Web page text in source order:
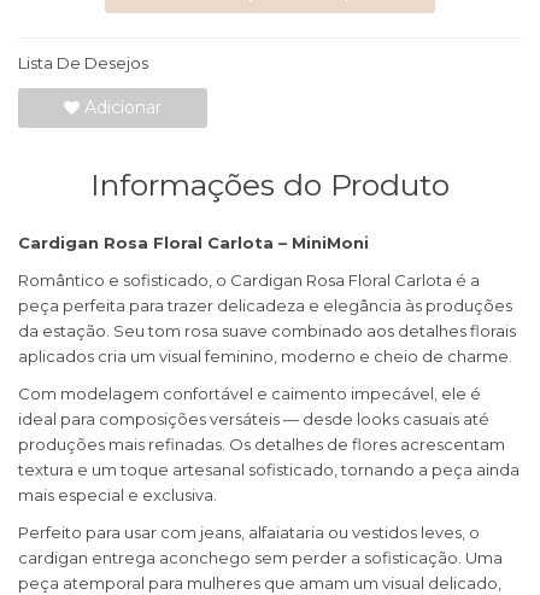
Lista De Desejos
Adicionar
Informações do Produto
Cardigan Rosa Floral Carlota – MiniMoni
Romântico e sofisticado, o Cardigan Rosa Floral Carlota é a
peça perfeita para trazer delicadeza e elegância às produções
da estação. Seu tom rosa suave combinado aos detalhes florais
aplicados cria um visual feminino, moderno e cheio de charme.
Com modelagem confortável e caimento impecável, ele é
ideal para composições versáteis — desde looks casuais até
produções mais refinadas. Os detalhes de flores acrescentam
textura e um toque artesanal sofisticado, tornando a peça ainda
mais especial e exclusiva.
Perfeito para usar com jeans, alfaiataria ou vestidos leves, o
cardigan entrega aconchego sem perder a sofisticação. Uma
peça atemporal para mulheres que amam um visual delicado,